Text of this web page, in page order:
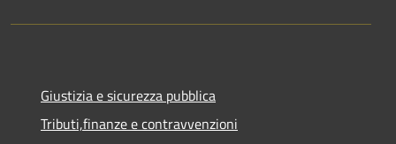
Giustizia e sicurezza pubblica
Tributi,finanze e contravvenzioni